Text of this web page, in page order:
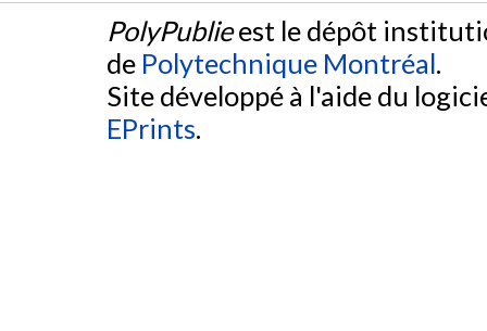
PolyPublieest le dépôt
de Polytechnique Montréal.
Site développé à l'aide du
EPrints.